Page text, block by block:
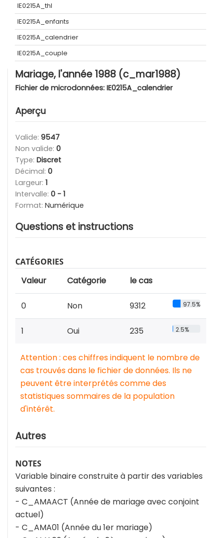
IE0215A_thl
IE0215A_enfants
IE0215A_calendrier
IE0215A_couple
Mariage, l'année 1988 (c_mar1988)
Fichier de microdonnées: IE0215A_calendrier
Aperçu
Valide: 9547
Non valide: 0
Type: Discret
Décimal: 0
Largeur: 1
Intervalle: 0 - 1
Format: Numérique
Questions et instructions
CATÉGORIES
Valeur Catégorie le cas
0 Non 9312 97.5%
1 Oui 235 2.5%
Attention : ces chiffres indiquent le nombre de
cas trouvés dans le fichier de données. Ils ne
peuvent être interprétés comme des
statistiques sommaires de la population
d'intérêt.
Autres
NOTES
Variable binaire construite à partir des variables
suivantes :
- C_AMAACT (Année de mariage avec conjoint
actuel)
- C_AMA01 (Année du 1er mariage)